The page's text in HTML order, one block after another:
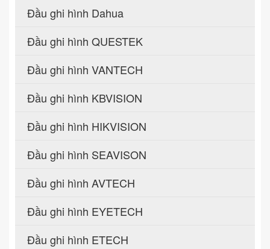
Đầu ghi hình Dahua
Đầu ghi hình QUESTEK
Đầu ghi hình VANTECH
Đầu ghi hình KBVISION
Đầu ghi hình HIKVISION
Đầu ghi hình SEAVISON
Đầu ghi hình AVTECH
Đầu ghi hình EYETECH
Đầu ghi hình ETECH